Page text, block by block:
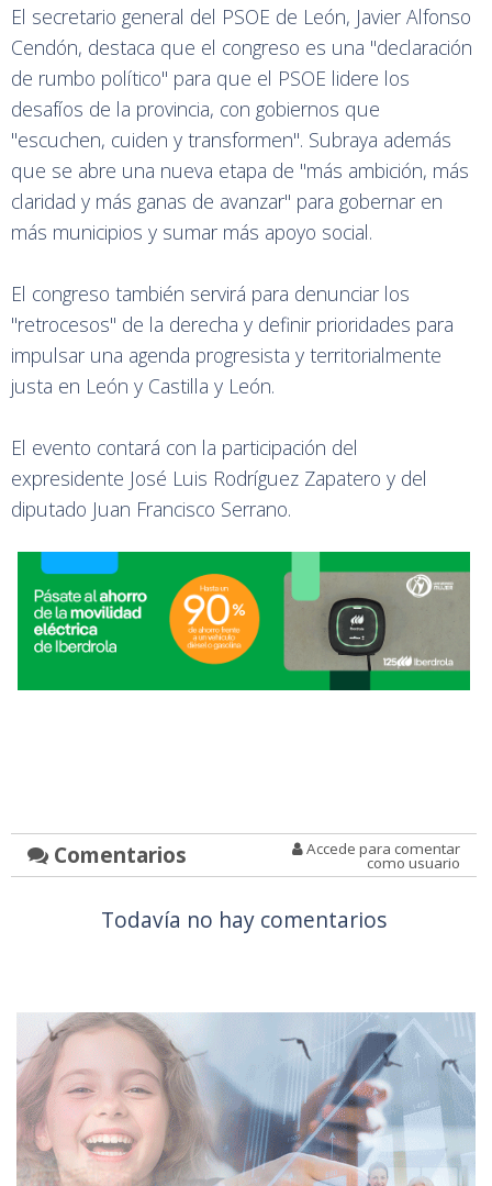
El secretario general del PSOE de León, Javier Alfonso
Cendón, destaca que el congreso es una "declaración
de rumbo político" para que el PSOE lidere los
desafíos de la provincia, con gobiernos que
"escuchen, cuiden y transformen". Subraya además
que se abre una nueva etapa de "más ambición, más
claridad y más ganas de avanzar" para gobernar en
más municipios y sumar más apoyo social.
El congreso también servirá para denunciar los
"retrocesos" de la derecha y definir prioridades para
impulsar una agenda progresista y territorialmente
justa en León y Castilla y León.
El evento contará con la participación del
expresidente José Luis Rodríguez Zapatero y del
diputado Juan Francisco Serrano.
Comentarios Accede para comentar
como usuario
Todavía no hay comentarios